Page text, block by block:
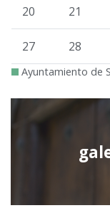
20 21
27 28
Ayuntamiento de